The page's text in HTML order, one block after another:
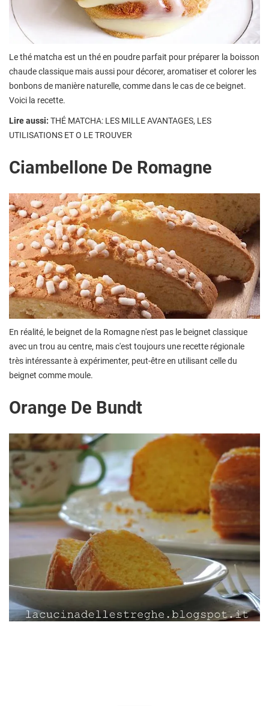
Le thé matcha est un thé en poudre parfait pour préparer la boisson
chaude classique mais aussi pour décorer, aromatiser et colorer les
bonbons de manière naturelle, comme dans le cas de ce beignet.
Voici la recette.
Lire aussi: THÉ MATCHA: LES MILLE AVANTAGES, LES
UTILISATIONS ET O LE TROUVER
Ciambellone De Romagne
En réalité, le beignet de la Romagne n'est pas le beignet classique
avec un trou au centre, mais c'est toujours une recette régionale
très intéressante à expérimenter, peut-être en utilisant celle du
beignet comme moule.
Orange De Bundt